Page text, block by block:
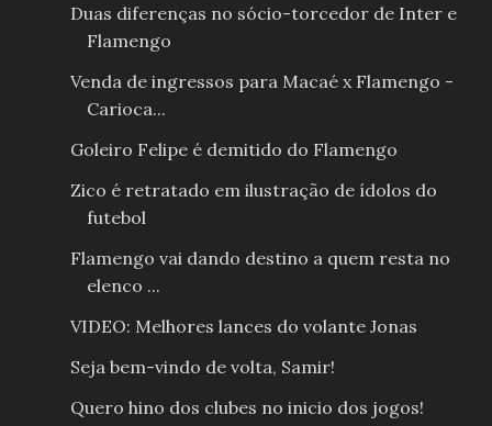
Duas diferenças no sócio-torcedor de Inter e
Flamengo
Venda de ingressos para Macaé x Flamengo -
Carioca...
Goleiro Felipe é demitido do Flamengo
Zico é retratado em ilustração de ídolos do
futebol
Flamengo vai dando destino a quem resta no
elenco ...
VIDEO: Melhores lances do volante Jonas
Seja bem-vindo de volta, Samir!
Quero hino dos clubes no inicio dos jogos!